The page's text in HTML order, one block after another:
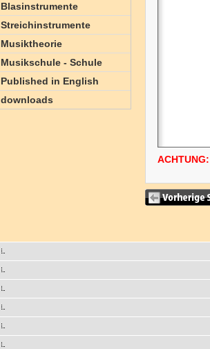
Blasinstrumente
Streichinstrumente
Musiktheorie
Musikschule - Schule
Published in English
downloads
ACHTUNG: